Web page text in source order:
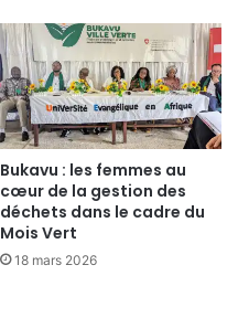
Bukavu : les femmes au
cœur de la gestion des
déchets dans le cadre du
Mois Vert
18 mars 2026